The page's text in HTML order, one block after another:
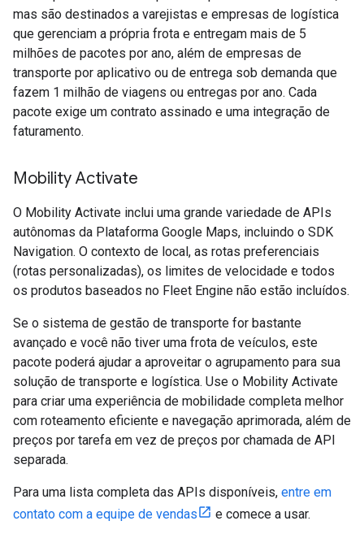
mas são destinados a varejistas e empresas de logística
que gerenciam a própria frota e entregam mais de 5
milhões de pacotes por ano, além de empresas de
transporte por aplicativo ou de entrega sob demanda que
fazem 1 milhão de viagens ou entregas por ano. Cada
pacote exige um contrato assinado e uma integração de
faturamento.
Mobility Activate
O Mobility Activate inclui uma grande variedade de APIs
autônomas da Plataforma Google Maps, incluindo o SDK
Navigation. O contexto de local, as rotas preferenciais
(rotas personalizadas), os limites de velocidade e todos
os produtos baseados no Fleet Engine não estão incluídos.
Se o sistema de gestão de transporte for bastante
avançado e você não tiver uma frota de veículos, este
pacote poderá ajudar a aproveitar o agrupamento para sua
solução de transporte e logística. Use o Mobility Activate
para criar uma experiência de mobilidade completa melhor
com roteamento eficiente e navegação aprimorada, além de
preços por tarefa em vez de preços por chamada de API
separada.
Para uma lista completa das APIs disponíveis, entre em
contato com a equipe de vendas
e comece a usar.